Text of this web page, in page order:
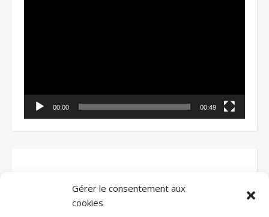
Gérer le consentement aux
cookies
00:00 00:49